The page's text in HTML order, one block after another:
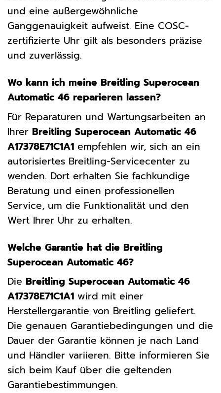
und eine außergewöhnliche
Ganggenauigkeit aufweist. Eine COSC-
zertifizierte Uhr gilt als besonders präzise
und zuverlässig.
Wo kann ich meine Breitling Superocean
Automatic 46 reparieren lassen?
Für Reparaturen und Wartungsarbeiten an
Ihrer Breitling Superocean Automatic 46
A17378E71C1A1 empfehlen wir, sich an ein
autorisiertes Breitling-Servicecenter zu
wenden. Dort erhalten Sie fachkundige
Beratung und einen professionellen
Service, um die Funktionalität und den
Wert Ihrer Uhr zu erhalten.
Welche Garantie hat die Breitling
Superocean Automatic 46?
Die Breitling Superocean Automatic 46
A17378E71C1A1 wird mit einer
Herstellergarantie von Breitling geliefert.
Die genauen Garantiebedingungen und die
Dauer der Garantie können je nach Land
und Händler variieren. Bitte informieren Sie
sich beim Kauf über die geltenden
Garantiebestimmungen.